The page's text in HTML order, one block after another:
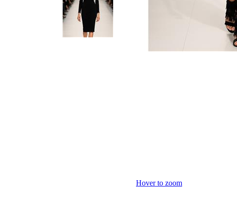
Hover to zoom